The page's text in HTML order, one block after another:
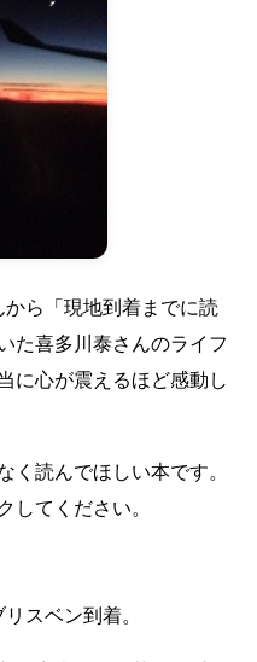
ら「現地到着までに読
た喜多川泰さんのライフ
に心が震えるほど感動し
く読んでほしい本です。
してください。
スベン到着。